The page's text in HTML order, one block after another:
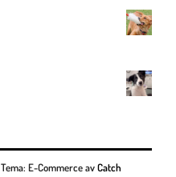
Tema: E-Commerce avCatch